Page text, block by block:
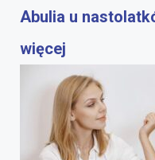
Abulia u
więcej